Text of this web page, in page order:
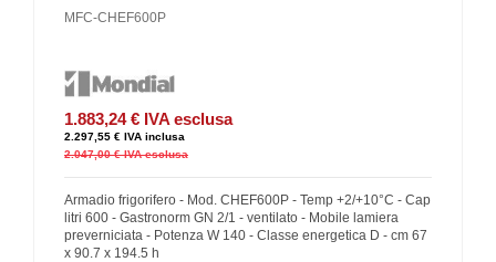
MFC-CHEF600P
1.883,24 € IVA esclusa
2.297,55 € IVA inclusa
2.047,00 € IVA esclusa
Armadio frigorifero - Mod. CHEF600P - Temp +2/+10°C - Cap
litri 600 - Gastronorm GN 2/1 - ventilato - Mobile lamiera
preverniciata - Potenza W 140 - Classe energetica D - cm 67
x 90.7 x 194.5 h